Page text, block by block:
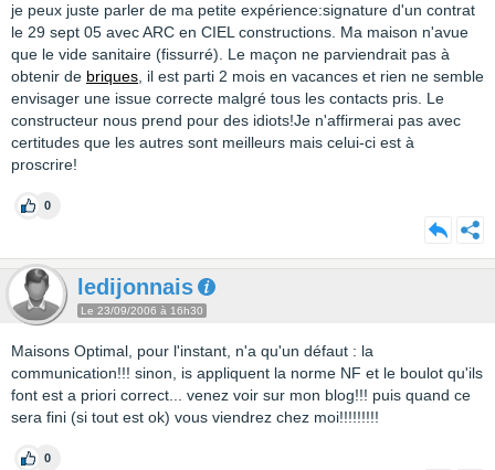
je peux juste parler de ma petite expérience:signature d'un contrat
le 29 sept 05 avec ARC en CIEL constructions. Ma maison n'avue
que le vide sanitaire (fissurré). Le maçon ne parviendrait pas à
obtenir de briques , il est parti 2 mois en vacances et rien ne semble
envisager une issue correcte malgré tous les contacts pris. Le
constructeur nous prend pour des idiots!Je n'affirmerai pas avec
certitudes que les autres sont meilleurs mais celui-ci est à
proscrire!
0
ledijonnais
Le 23/09/2006 à 16h30
Maisons Optimal, pour l'instant, n'a qu'un défaut : la
communication!!! sinon, is appliquent la norme NF et le boulot qu'ils
font est a priori correct... venez voir sur mon blog!!! puis quand ce
sera fini (si tout est ok) vous viendrez chez moi!!!!!!!!!
0